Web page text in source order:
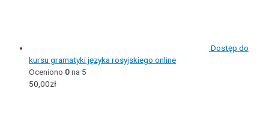
Dostęp do
kursu gramatyki języka rosyjskiego online
Oceniono 0na 5
50,00zł